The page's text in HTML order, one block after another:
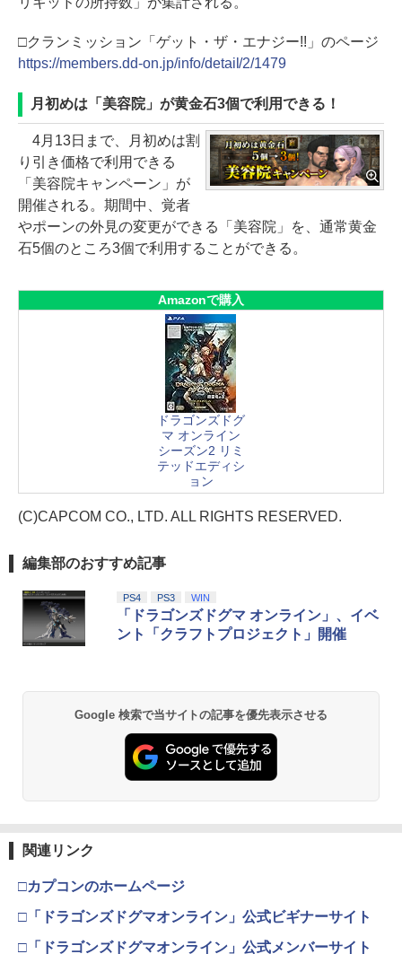
□クランミッション「ゲット・ザ・エナジー!!」のページ
https://members.dd-on.jp/info/detail/2/1479
月初めは「美容院」が黄金石3個で利用できる！
4月13日まで、月初めは割
り引き価格で利用できる
「美容院キャンペーン」が
開催される。期間中、覚者
やポーンの外見の変更ができる「美容院」を、通常黄金
石5個のところ3個で利用することができる。
Amazonで購入
ドラゴンズドグ
マ オンライン
シーズン2 リミ
テッドエディシ
ョン
(C)CAPCOM CO., LTD. ALL RIGHTS RESERVED.
編集部のおすすめ記事
PS4 PS3 WIN
「ドラゴンズドグマ オンライン」、イベ
ント「クラフトプロジェクト」開催
Google 検索で当サイトの記事を優先表示させる
関連リンク
□カプコンのホームページ
□「ドラゴンズドグマオンライン」公式ビギナーサイト
□「ドラゴンズドグマオンライン」公式メンバーサイト